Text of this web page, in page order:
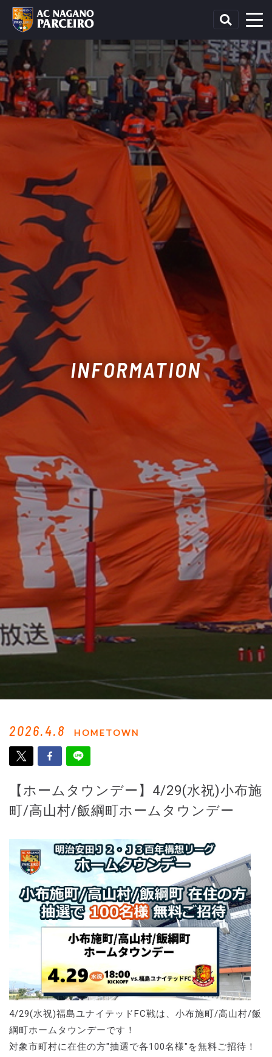
INFORMATION
2026.4.8 HOMETOWN
【ホームタウンデー】4/29(水祝)小布施
町/高山村/飯綱町ホームタウンデー
4/29(水祝)福島ユナイテッドFC戦は、小布施町/高山村/飯
綱町ホームタウンデーです！
対象市町村に在住の方"抽選で各100名様"を無料ご招待！